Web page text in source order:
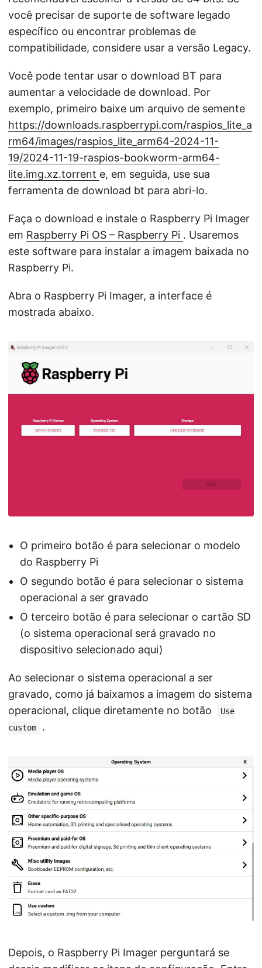
você precisar de suporte de software legado
específico ou encontrar problemas de
compatibilidade, considere usar a versão Legacy.
Você pode tentar usar o download BT para
aumentar a velocidade de download. Por
exemplo, primeiro baixe um arquivo de semente
https://downloads.raspberrypi.com/raspios_lite_a
rm64/images/raspios_lite_arm64-2024-11-
19/2024-11-19-raspios-bookworm-arm64-
lite.img.xz.torrent e, em seguida, use sua
ferramenta de download bt para abri-lo.
Faça o download e instale o Raspberry Pi Imager
em Raspberry Pi OS – Raspberry Pi . Usaremos
este software para instalar a imagem baixada no
Raspberry Pi.
Abra o Raspberry Pi Imager, a interface é
mostrada abaixo.
O primeiro botão é para selecionar o modelo
do Raspberry Pi
O segundo botão é para selecionar o sistema
operacional a ser gravado
O terceiro botão é para selecionar o cartão SD
(o sistema operacional será gravado no
dispositivo selecionado aqui)
Ao selecionar o sistema operacional a ser
gravado, como já baixamos a imagem do sistema
operacional, clique diretamente no botão
Use
custom
.
Depois, o Raspberry Pi Imager perguntará se